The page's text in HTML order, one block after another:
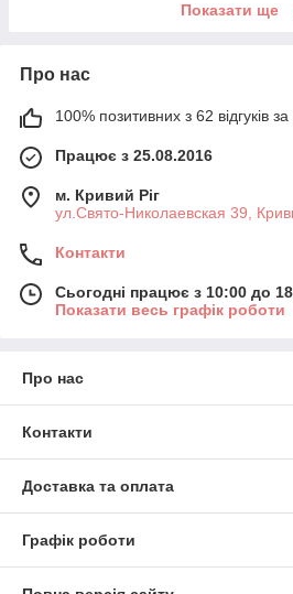
Показати ще
Про нас
100% позитивних з 62 відгуків за
Працює з 25.08.2016
м. Кривий Ріг
ул.Свято-Николаевская 39,
Контакти
Сьогодні працює з 10:00 до
Показати весь графік роботи
Про нас
Контакти
Доставка та оплата
Графік роботи